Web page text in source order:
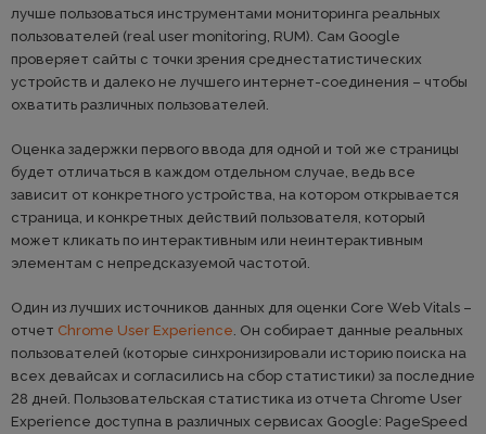
лучше пользоваться инструментами мониторинга реальных
пользователей (real user monitoring, RUM). Сам Google
проверяет сайты с точки зрения среднестатистических
устройств и далеко не лучшего интернет-соединения – чтобы
охватить различных пользователей.
Оценка задержки первого ввода для одной и той же страницы
будет отличаться в каждом отдельном случае, ведь все
зависит от конкретного устройства, на котором открывается
страница, и конкретных действий пользователя, который
может кликать по интерактивным или неинтерактивным
элементам с непредсказуемой частотой.
Один из лучших источников данных для оценки Core Web Vitals –
отчет Chrome User Experience . Он собирает данные реальных
пользователей (которые синхронизировали историю поиска на
всех девайсах и согласились на сбор статистики) за последние
28 дней. Пользовательская статистика из отчета Chrome User
Experience доступна в различных сервисах Google: PageSpeed